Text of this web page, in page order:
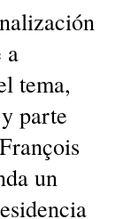
a
tema,
parte
un